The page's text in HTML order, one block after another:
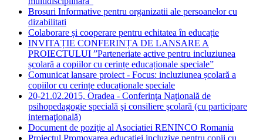
Brosuri Informative pentru organizatii ale persoanelor cu
dizabilitati
Colaborare și cooperare pentru echitatea în educație
INVITAȚIE CONFERINȚA DE LANSARE A
PROIECTULUI ”Parteneriate active pentru incluziunea
școlară a copiilor cu cerințe educaționale speciale”
Comunicat lansare proiect - Focus: incluziunea școlară a
copiilor cu cerințe educaționale speciale
20-21.02.2015, Oradea - Conferinţa Naţională de
psihopedagogie specială şi consiliere şcolară (cu participare
internaţională)
Document de poziţie al Asociatiei RENINCO Romania
Proiectul Promovarea educației incluzive pentru copii cu